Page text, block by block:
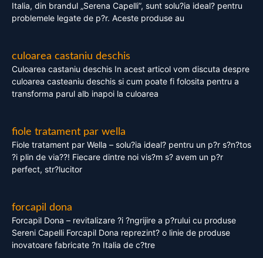
Italia, din brandul „Serena Capelli”, sunt solu?ia ideal? pentru
problemele legate de p?r. Aceste produse au
culoarea castaniu deschis
Culoarea castaniu deschis In acest articol vom discuta despre
culoarea casteaniu deschis si cum poate fi folosita pentru a
transforma parul alb inapoi la culoarea
fiole tratament par wella
Fiole tratament par Wella – solu?ia ideal? pentru un p?r s?n?tos
?i plin de via??! Fiecare dintre noi vis?m s? avem un p?r
perfect, str?lucitor
forcapil dona
Forcapil Dona – revitalizare ?i ?ngrijire a p?rului cu produse
Sereni Capelli Forcapil Dona reprezint? o linie de produse
inovatoare fabricate ?n Italia de c?tre